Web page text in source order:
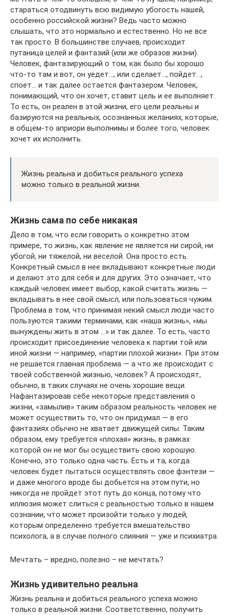
стараться отодвинуть всю видимую убогость нашей,
особенно российской жизни? Ведь часто можно
слышать, что это нормально и естественно. Но не все
так просто. В большинстве случаев, происходит
путаница целей и фантазий (или же образов жизни).
Человек, фантазирующий о том, как было бы хорошо
что-то там и вот, он уедет…, или сделает…, пойдет…,
споет… и так далее остается фантазером. Человек,
понимающий, что он хочет, ставит цель и ее выполняет.
То есть, он реален в этой жизни, его цели реальны и
базируются на реальных, осознанных желаниях, которые,
в общем-то априори выполнимы и более того, человек
хочет их исполнить.
Жизнь реальна и добиться реального успеха
можно только в реальной жизни.
Жизнь сама по себе никакая
Дело в том, что если говорить о конкретно этом
примере, то жизнь, как явление не является ни сирой, ни
убогой, ни тяжелой, ни веселой. Она просто есть.
Конкретный смысл в нее вкладывают конкретные люди
и делают это для себя и для других. Это означает, что
каждый человек имеет выбор, какой считать жизнь —
вкладывать в нее свой смысл, или пользоваться чужим.
Проблема в том, что принимая некий смысл люди часто
пользуются такими терминами, как «наша жизнь», «мы
вынуждены жить в этом …» и так далее. То есть, часто
происходит присоединение человека к партии той или
иной жизни — например, «партии плохой жизни». При этом
не решается главная проблема — а что же происходит с
твоей собственной жизнью, человек? А происходят,
обычно, в таких случаях не очень хорошие вещи.
Нафантазировав себе некоторые представления о
жизни, «замылив» таким образом реальность человек не
может осуществить то, что он придумал — в его
фантазиях обычно не хватает движущей силы. Таким
образом, ему требуется «плохая» жизнь, в рамках
которой он не мог бы осуществить свою хорошую.
Конечно, это только одна часть. Есть и та, когда
человек будет пытаться осуществлять свое фэнтези —
и даже многого вроде бы добьется на этом пути, но
никогда не пройдет этот путь до конца, потому что
иллюзия может слиться с реальностью только в нашем
сознании, что может произойти только у людей,
которым определенно требуется вмешательство
психолога, а в случае полного слияния — уже и психиатра.
Мечтать – вредно, полезно – не мечтать?
Жизнь удивительно реальна
Жизнь реальна и добиться реального успеха можно
только в реальной жизни. Соответственно, получить